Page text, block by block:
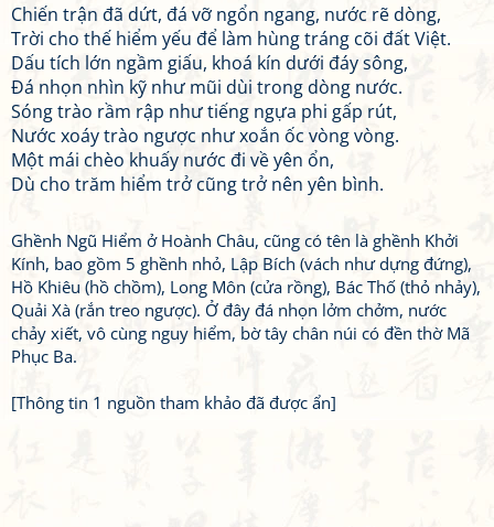
Chiến trận đã dứt, đá vỡ ngổn ngang, nước rẽ dòng,
Trời cho thế hiểm yếu để làm hùng tráng cõi đất Việt.
Dấu tích lớn ngầm giấu, khoá kín dưới đáy sông,
Đá nhọn nhìn kỹ như mũi dùi trong dòng nước.
Sóng trào rầm rập như tiếng ngựa phi gấp rút,
Nước xoáy trào ngược như xoắn ốc vòng vòng.
Một mái chèo khuấy nước đi về yên ổn,
Dù cho trăm hiểm trở cũng trở nên yên bình.
Ghềnh Ngũ Hiểm ở Hoành Châu, cũng có tên là ghềnh Khởi
Kính, bao gồm 5 ghềnh nhỏ, Lập Bích (vách như dựng đứng),
Hồ Khiêu (hồ chồm), Long Môn (cửa rồng), Bác Thố (thỏ nhảy),
Quải Xà (rắn treo ngược). Ở đây đá nhọn lởm chởm, nước
chảy xiết, vô cùng nguy hiểm, bờ tây chân núi có đền thờ Mã
Phục Ba.
[Thông tin 1 nguồn tham khảo đã được ẩn]